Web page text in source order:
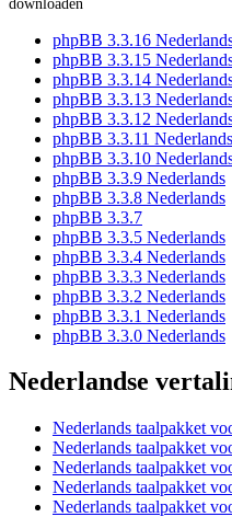
phpBB 3.3.16
phpBB 3.3.15
phpBB 3.3.14
phpBB 3.3.13
phpBB 3.3.12
phpBB 3.3.11 Nederlands
phpBB 3.3.10
phpBB 3.3.9 Nederlands
phpBB 3.3.8 Nederlands
phpBB 3.3.7
phpBB 3.3.5 Nederlands
phpBB 3.3.4 Nederlands
phpBB 3.3.3 Nederlands
phpBB 3.3.2 Nederlands
phpBB 3.3.1 Nederlands
phpBB 3.3.0 Nederlands
Nederlandse
Nederlands taalpakket
Nederlands taalpakket
Nederlands taalpakket
Nederlands taalpakket
Nederlands taalpakket